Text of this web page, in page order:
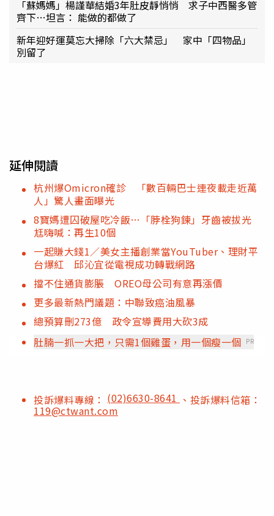
「蘇媽媽」楊謹華結婚3年肚皮靜悄悄 求子中西醫多管
齊下…坦言： 能做的都做了
新年迎好運莫忘大掃除「六大禁忌」 家中「四物品」
別留了
延伸閱讀
杭州爆Omicron確診 「數百輛巴士連夜載走近萬
人」驚人畫面曝光
8寶媽遭囚破屋吃冷飯…「脖栓狗鍊」牙齒被拔光
尪嗨喊：再生10個
一起賺大錢1／美女主播創業當YouTuber、理財平
台爆紅 邱沁宜從電視成功轉戰網路
擋不住通貨膨脹 OREO母公司有意再漲價
更多最新熱門議題：中聯致癌油風暴
總預算刪273億 政令宣導費用大砍3成
肚腩一抓一大把，只需1個雞蛋，用一個瘦一個 PR
投訴爆料專線： (02)6630-8641 、投訴爆料信箱：
119@ctwant.com